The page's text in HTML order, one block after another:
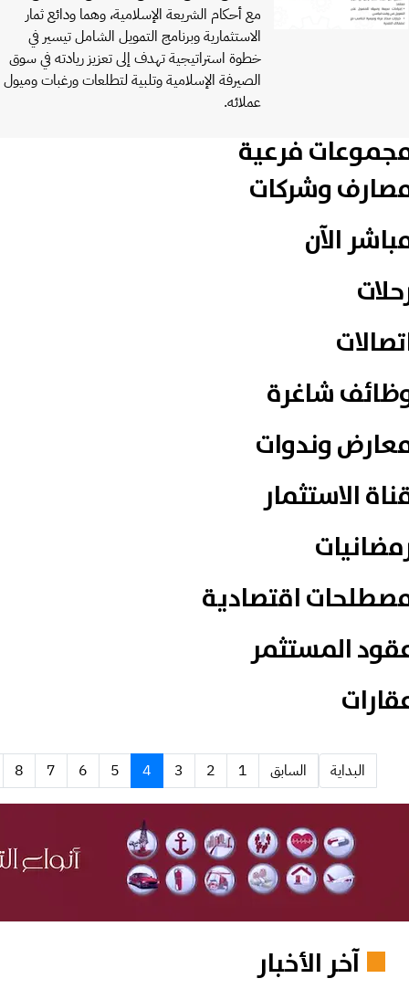
مع أحكام الشريعة الإسلامية، وهما ودائع ثمار
الاستثمارية وبرنامج التمويل الشامل تيسير في
خطوة استراتيجية تهدف إلى تعزيز ريادته في سوق
الصيرفة الإسلامية وتلبية لتطلعات ورغبات وميول
عملائه.
فرعية
وشركات
الآن
شاغرة
وندوات
الاستثمار
اقتصادية
المستثمر
البداية السابق 1
2
3
4
5
6
7
8
آخر الأخبار